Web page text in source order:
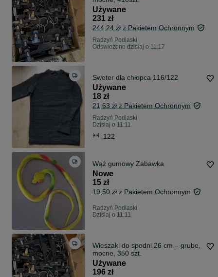
Używane
231 zł
244,24 zł z Pakietem Ochronnym
Radzyń Podlaski
Odświeżono dzisiaj o 11:17
Sweter dla chłopca 116/122
Używane
18 zł
21,63 zł z Pakietem Ochronnym
Radzyń Podlaski
Dzisiaj o 11:11
122
Wąż gumowy Zabawka
Nowe
15 zł
19,50 zł z Pakietem Ochronnym
Radzyń Podlaski
Dzisiaj o 11:11
Wieszaki do spodni 26 cm – grube,
mocne, 350 szt.
Używane
196 zł